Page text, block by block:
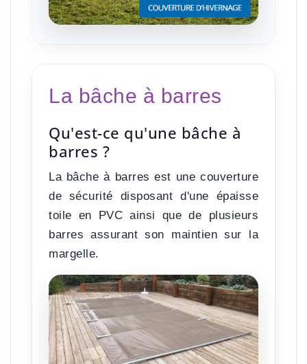
La bâche à barres
Qu'est-ce qu'une bâche à
barres ?
La bâche à barres est une couverture
de sécurité disposant d'une épaisse
toile en PVC ainsi que de plusieurs
barres assurant son maintien sur la
margelle.